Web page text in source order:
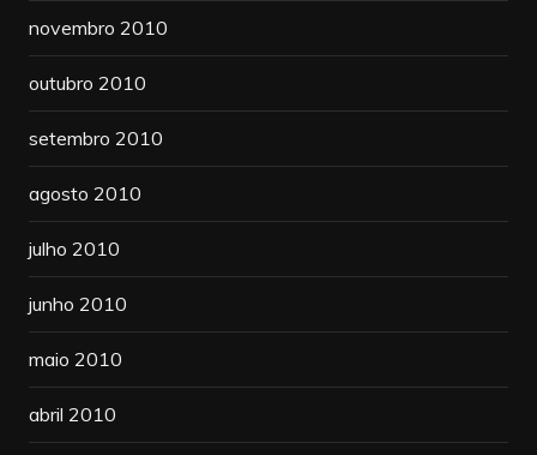
novembro 2010
outubro 2010
setembro 2010
agosto 2010
julho 2010
junho 2010
maio 2010
abril 2010